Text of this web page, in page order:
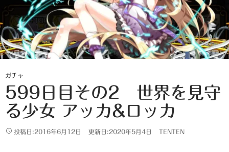
ガチャ
599日目その2 世界を見守
る少女 アッカ&ロッカ
投稿日:2016年6月12日 更新日:2020年5月4日 TENTEN